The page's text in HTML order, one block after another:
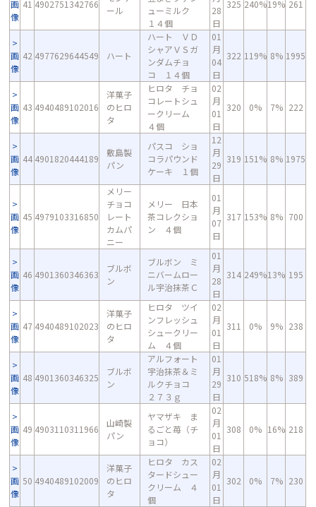
画
像
41 4902751342766
ール
ューミルク
１４個
28
日
325 240%19% 261
画
像
42 4977629644549 ハート
ハート ＶＤ
シャアＶＳガ
ンダムチョ
コ １４個
01
月
04
日
322 119% 8% 1995
画
像
43 4940489102016
洋菓子
のヒロ
タ
ヒロタ チョ
コレートシュ
ークリーム
４個
02
月
01
日
320 0% 7% 222
画
像
44 4901820444189
敷島製
パン
パスコ ショ
コラパウンド
ケーキ １個
12
月
29
日
319 151% 8% 1975
画
像
45 4979103316850
メリー
チョコ
レート
カムパ
ニー
メリー 日本
茶コレクショ
ン ４個
01
月
07
日
317 153% 8% 700
画
像
46 4901360346363
ブルボ
ン
ブルボン ミ
ニバームロー
ル宇治抹茶Ｃ
01
月
28
日
314 249%13% 195
画
像
47 4940489102023
洋菓子
のヒロ
タ
ヒロタ ツイ
ンフレッシュ
シュークリー
ム ４個
02
月
01
日
311 0% 9% 238
画
像
48 4901360346325
ブルボ
ン
アルフォート
宇治抹茶＆ミ
ルクチョコ
２７３ｇ
01
月
29
日
310 518% 8% 389
画
像
49 4903110311966
山崎製
パン
ヤマザキ ま
るごと苺（チ
ョコ）
02
月
01
日
308 0% 16% 218
画
像
50 4940489102009
洋菓子
のヒロ
タ
ヒロタ カス
タードシュー
クリーム ４
個
02
月
01
日
302 0% 7% 230